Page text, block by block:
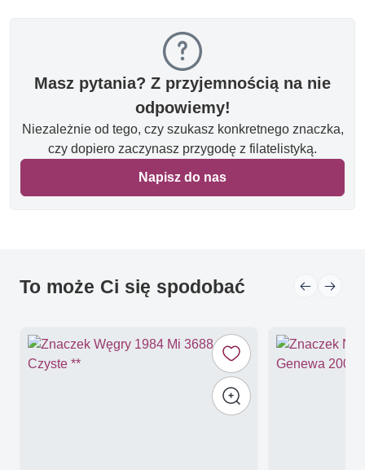
Masz pytania? Z przyjemnością na nie
odpowiemy!
Niezależnie od tego, czy szukasz konkretnego znaczka,
czy dopiero zaczynasz przygodę z filatelistyką.
Napisz do nas
To może Ci się spodobać